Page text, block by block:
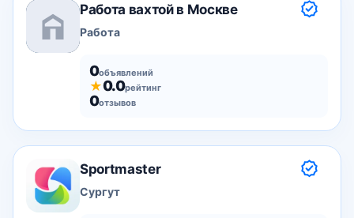
Работа вахтой в Москве
Работа
0объявлений
★0.0рейтинг
0отзывов
Sportmaster
Сургут